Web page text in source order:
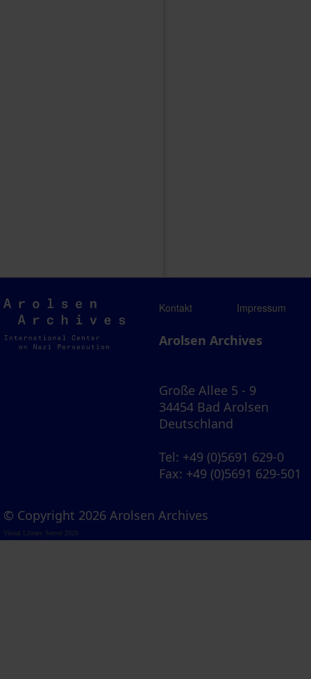
Arolsen
Archives
Kontakt Impressum
Arolsen Archives
Große Allee 5 - 9
34454 Bad Arolsen
Deutschland
Tel: +49 (0)5691 629-0
Fax: +49 (0)5691 629-501
© Copyright 2026 Arolsen Archives
Visual Library Server 2026